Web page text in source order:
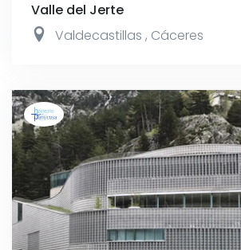
Valle del Jerte
Valdecastillas , Cáceres